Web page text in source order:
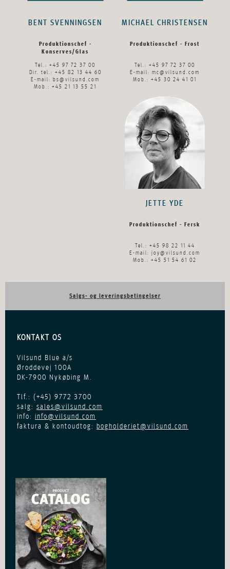
BENT SVENNINGSEN
Produktionschef -
Konserves/Glas
Tel.: +45 97 72 37 00
Dir. tel.: +45 82 13 44 60
E-mail: bs@vilsund.com
Mob.: +45 21 13 55 21
MICHAEL CHRISTENSEN
Produktionschef - Frost
Tel.: +45 97 72 37 00
E-mail: mc@vilsund.com
Mob.: +45 30 24 41 01
JETTE YDE
Produktionschef - Fersk
Tel.: +45 98 22 11 44
E-mail: joy@vilsund.com
Mob.: +45 51 54 61 02
Salgs- og leveringsbetingelser
KONTAKT OS
Vilsund Blue a/s
Øroddevej 100A
DK-7900 Nykøbing M.
Tlf.: (+45) 9772 3700
salg: sales@vilsund.com
info: info@vilsund.com
faktura & kontoudtog: bogholderiet@vilsund.com